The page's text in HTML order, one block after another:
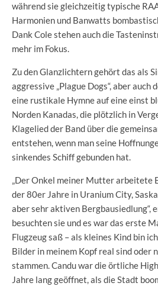
während sie gleichzeitig typische
Harmonien und Banwatts
Dank Cole stehen auch die
mehr im Fokus.
Zu den Glanzlichtern gehört das als
aggressive „Plague Dogs“, aber auch
eine rustikale Hymne auf eine einst
Norden Kanadas, die plötzlich in
Klagelied der Band über die
entstehen, wenn man seine
sinkendes Schiff gebunden hat.
„Der Onkel meiner Mutter arbeitete
der 80er Jahre in Uranium City,
aber sehr aktiven Bergbausiedlung“,
besuchten sie und es war das erste
Flugzeug saß – als kleines Kind bin
Bilder in meinem Kopf real sind oder
stammen. Candu war die örtliche
Jahre lang geöffnet, als die Stadt